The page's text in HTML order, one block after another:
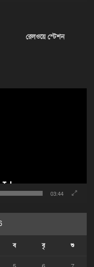
রেলওয়ে স্টেশন
03:44
ব বৃ শু